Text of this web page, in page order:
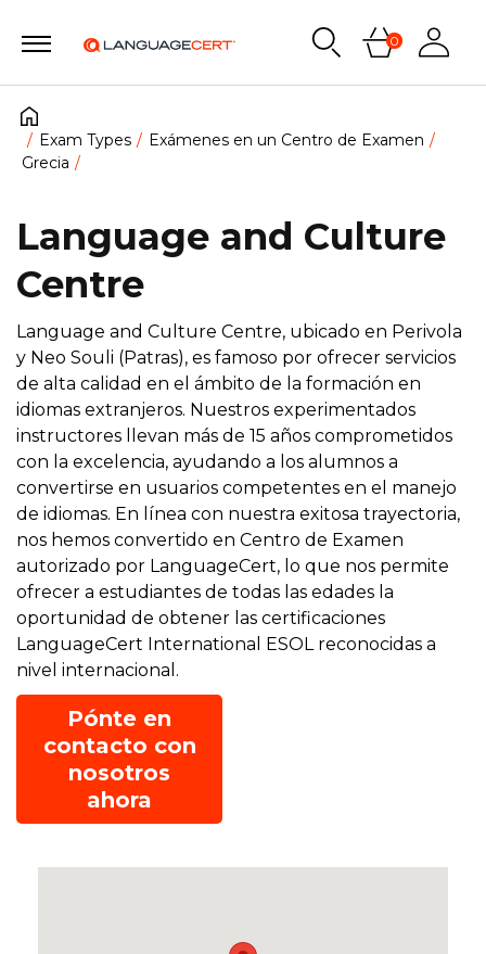
0
Exam Types
Exámenes en un Centro de Examen
Grecia
Language and Culture
Centre
Language and Culture Centre, ubicado en Perivola
y Neo Souli (Patras), es famoso por ofrecer servicios
de alta calidad en el ámbito de la formación en
idiomas extranjeros. Nuestros experimentados
instructores llevan más de 15 años comprometidos
con la excelencia, ayudando a los alumnos a
convertirse en usuarios competentes en el manejo
de idiomas. En línea con nuestra exitosa trayectoria,
nos hemos convertido en Centro de Examen
autorizado por LanguageCert, lo que nos permite
ofrecer a estudiantes de todas las edades la
oportunidad de obtener las certificaciones
LanguageCert International ESOL reconocidas a
nivel internacional.
Pónte en
contacto con
nosotros
ahora